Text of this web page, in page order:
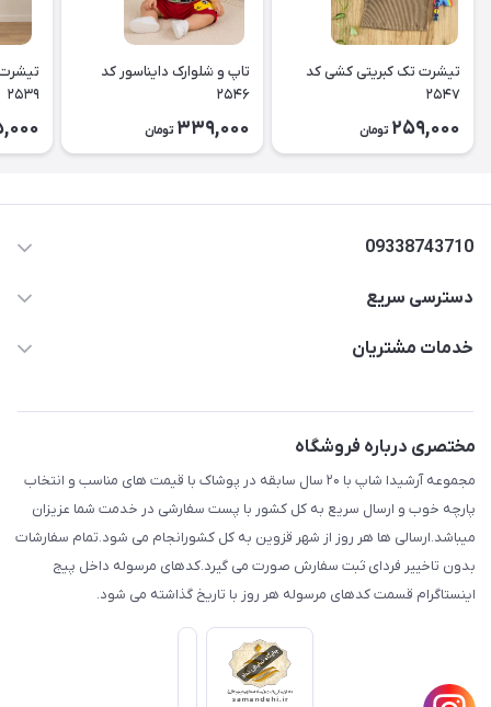
تیشرت تک کبریتی کشی کد
۲۵۴۷
259,000 تومان
تاپ و شلوارک دایناسور کد
۲۵۴۶
339,000 تومان
۲۵۳۹
09338743710
دسترسی سریع
حساب کاربری
لیست محصولات
درباره ما
تماس با ما
خدمات مشتریان
مختصری درباره فروشگاه
مجموعه آرشیدا شاپ با ۲۰ سال سابقه در پوشاک با قیمت های مناسب و انتخاب
پارچه خوب و ارسال سریع به کل کشور با پست سفارشی در خدمت شما عزیزان
میباشد.ارسالی ها هر روز از شهر قزوین به کل کشورانجام می شود.تمام سفارشات
بدون تاخییر فردای ثبت سفارش صورت می گیرد.کدهای مرسوله داخل پیج
اینستاگرام قسمت کدهای مرسوله هر روز با تاریخ گذاشته می شود.